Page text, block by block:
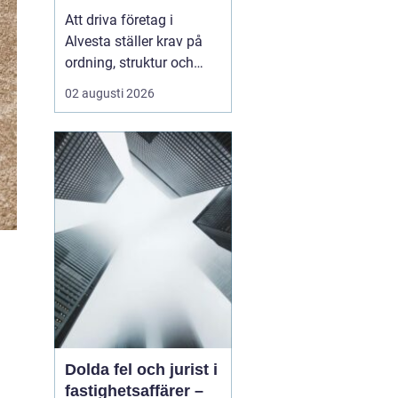
företagets ekonomi
Att driva företag i
Alvesta ställer krav på
ordning, struktur och
trygghet i ekonomin.
Många företagare vill
försäljning och
verksamhet inte på
bokföring,
kvittoredovisning och
rapporter. Därför väljer
allt fler att samarbet...
02 augusti 2026
Dolda fel och jurist i
fastighetsaffärer –